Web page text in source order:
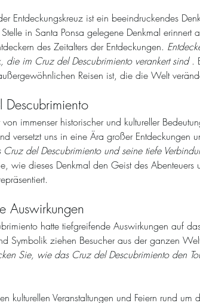
Entdeckungskreuz ist ein beeindruckendes
in Santa Ponsa gelegene Denkmal erinnert
des Zeitalters der Entdeckungen.
die im Cruz del Descubrimiento verankert sind .
Reisen ist, die die Welt
Descubrimiento
immenser historischer und kultureller
versetzt uns in eine Ära großer Entdeckungen
Cruz del Descubrimiento und seine tiefe
wie dieses Denkmal den Geist des
Auswirkungen
hatte tiefgreifende Auswirkungen auf
Symbolik ziehen Besucher aus der ganzen
Sie, wie das Cruz del Descubrimiento den
kulturellen Veranstaltungen und Feiern rund um